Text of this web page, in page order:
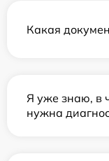
Какая
Я уже знаю, в
нужна